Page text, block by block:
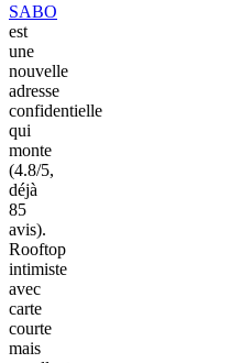
SABO
est
une
nouvelle
adresse
confidentielle
qui
monte
(4.8/5,
déjà
85
avis).
Rooftop
intimiste
avec
carte
courte
mais